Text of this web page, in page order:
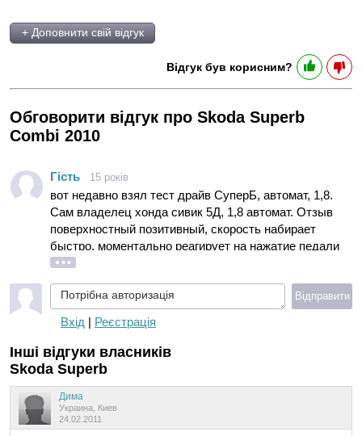
+ Доповнити свій відгук
Відгук був корисним?
Обговорити відгук про Skoda Superb
Combi 2010
Гість 15 років
вот недавно взял тест драйв СуперБ, автомат, 1,8.
Сам владелец хонда сивик 5Д, 1,8 автомат. Отзыв
поверхностный позитивный, скорость набирает
быстро, моментально реагирует на нажатие педали
газа (что и обещано производителем), на дороге по
мой рост 172, места сзади остается очень много, что
даже задумываюсь, нужно ли мне столько
свободного места. Не очень нравится индеец на
капоте и приходят мысли о Фольксе, так как в нашей
стране машина носит имиджевый характер, хотя это
лишь бздык..
Потрібна авторизація
Вхід | Реєстрація
Відправити
Інші відгуки власників
Skoda Superb
Дима
Украина, Киев
24.02.2011